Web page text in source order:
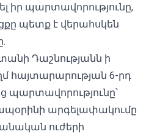
իր պարտավորությունը,
պետք է վերահսկեն
Դաշնությանն ի
հայտարարության 6-րդ
պարտավորությունը՝
արգելափակումը
ուժերի